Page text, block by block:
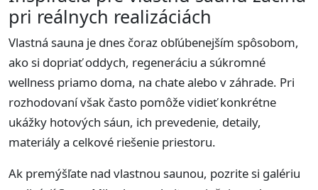
pri reálnych realizáciách
Vlastná sauna je dnes čoraz obľúbenejším spôsobom,
ako si dopriať oddych, regeneráciu a súkromné
wellness priamo doma, na chate alebo v záhrade. Pri
rozhodovaní však často pomôže vidieť konkrétne
ukážky hotových sáun, ich prevedenie, detaily,
materiály a celkové riešenie priestoru.
Ak premýšľate nad vlastnou saunou, pozrite si galériu